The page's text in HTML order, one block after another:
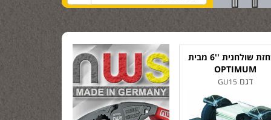
משחזת שולחנית ''6 מבית
OPTIMUM
דגם GU15